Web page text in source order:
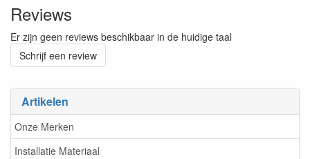
Artikelen
Onze Merken
Installatie Materiaal
Reviews
Er zijn geen reviews beschikbaar in de huidige taal
Schrijf een review